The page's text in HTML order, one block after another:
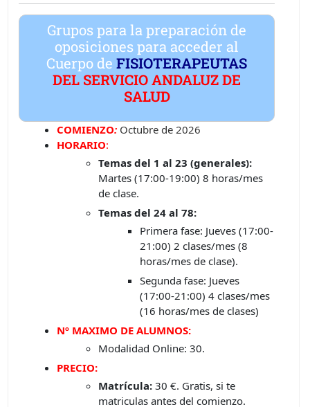
Grupos para la preparación de
oposiciones para acceder al
Cuerpo deFISIOTERAPEUTAS
DEL SERVICIO ANDALUZ DE
SALUD
COMIENZO: Octubre de 2026
HORARIO:
Temas del 1 al 23 (generales):
Martes (17:00-19:00) 8 horas/mes
de clase.
Temas del 24 al 78:
Primera fase: Jueves (17:00-
21:00) 2 clases/mes (8
horas/mes de clase).
Segunda fase: Jueves
(17:00-21:00) 4 clases/mes
(16 horas/mes de clases)
Nº MAXIMO DE ALUMNOS:
Modalidad Online: 30.
PRECIO:
Matrícula: 30 €. Gratis, si te
matriculas antes del comienzo.